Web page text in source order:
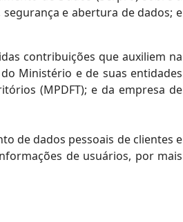
e abertura de dados; e
contribuições que auxiliem na
Ministério e de suas entidades
(MPDFT); e da empresa de
de dados pessoais de clientes e
de usuários, por mais